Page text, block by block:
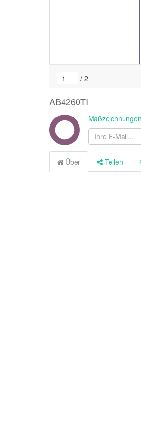
AB4260TI
Über Teilen